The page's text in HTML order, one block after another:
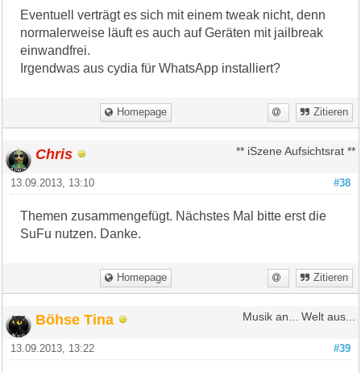
Eventuell verträgt es sich mit einem tweak nicht, denn
normalerweise läuft es auch auf Geräten mit jailbreak
einwandfrei.
Irgendwas aus cydia für WhatsApp installiert?
Homepage Zitieren
Chris ** iSzene Aufsichtsrat **
#38
13.09.2013, 13:10
Themen zusammengefügt. Nächstes Mal bitte erst die
SuFu nutzen. Danke.
Homepage Zitieren
Böhse Tina Musik an... Welt aus...
#39
13.09.2013, 13:22